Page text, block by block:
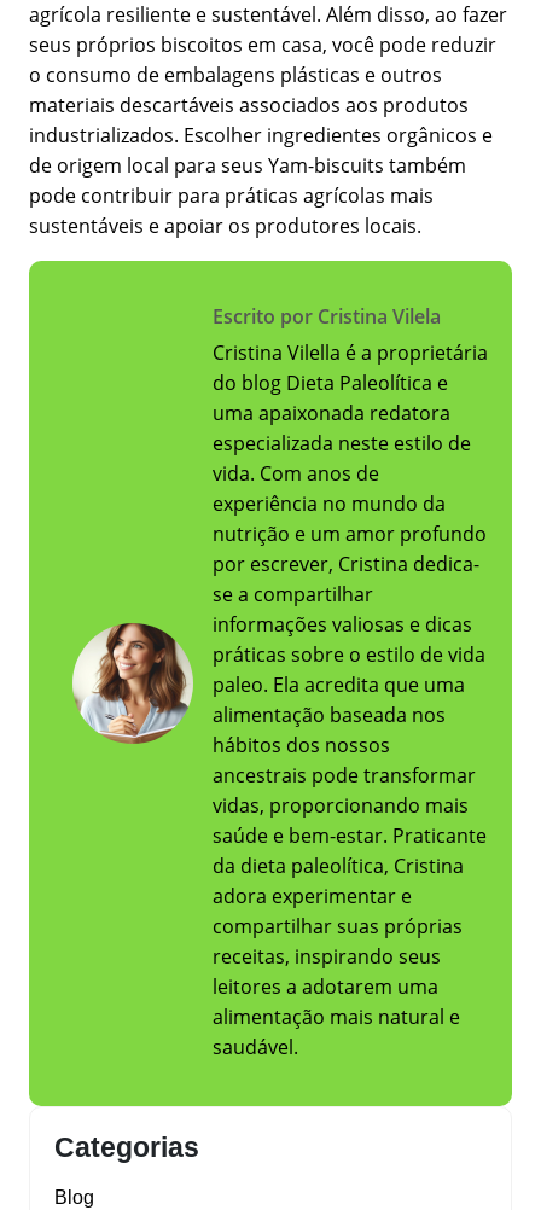
agrícola resiliente e sustentável. Além disso, ao fazer
seus próprios biscoitos em casa, você pode reduzir
o consumo de embalagens plásticas e outros
materiais descartáveis associados aos produtos
industrializados. Escolher ingredientes orgânicos e
de origem local para seus Yam-biscuits também
pode contribuir para práticas agrícolas mais
sustentáveis e apoiar os produtores locais.
Escrito por Cristina Vilela
Cristina Vilella é a proprietária
do blog Dieta Paleolítica e
uma apaixonada redatora
especializada neste estilo de
vida. Com anos de
experiência no mundo da
nutrição e um amor profundo
por escrever, Cristina dedica-
se a compartilhar
informações valiosas e dicas
práticas sobre o estilo de vida
paleo. Ela acredita que uma
alimentação baseada nos
hábitos dos nossos
ancestrais pode transformar
vidas, proporcionando mais
saúde e bem-estar. Praticante
da dieta paleolítica, Cristina
adora experimentar e
compartilhar suas próprias
receitas, inspirando seus
leitores a adotarem uma
alimentação mais natural e
saudável.
Categorias
Blog